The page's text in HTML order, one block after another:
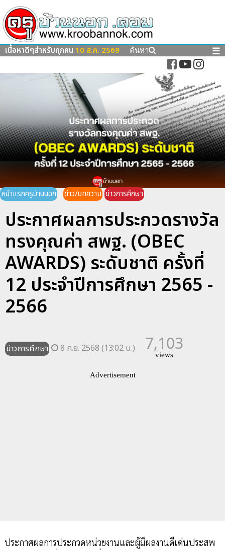
เนื้อหาดีๆสำหรับทุกคน 10 ส.ค. 2569 ค้นหา ☰
หน้าแรกครูบ้านนอก ข่าว/บทความ ข่าวการศึกษา
ประกาศผลการประกวดรางวัล
ทรงคุณค่า สพฐ. (OBEC
AWARDS) ระดับชาติ ครั้งที่
12 ประจำปีการศึกษา 2565 -
2566
ข่าวการศึกษา 8 ก.ย. 2568 (13:02 น.) 7,103
views
Advertisement
ประกาศผลการประกวดหน่วยงานและผู้มีผลงานดีเด่นประสพ